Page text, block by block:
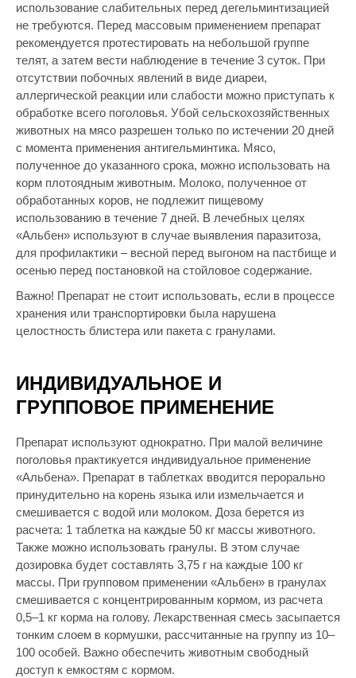
использование слабительных перед дегельминтизацией
не требуются. Перед массовым применением препарат
рекомендуется протестировать на небольшой группе
телят, а затем вести наблюдение в течение 3 суток. При
отсутствии побочных явлений в виде диареи,
аллергической реакции или слабости можно приступать к
обработке всего поголовья. Убой сельскохозяйственных
животных на мясо разрешен только по истечении 20 дней
с момента применения антигельминтика. Мясо,
полученное до указанного срока, можно использовать на
корм плотоядным животным. Молоко, полученное от
обработанных коров, не подлежит пищевому
использованию в течение 7 дней. В лечебных целях
«Альбен» используют в случае выявления паразитоза,
для профилактики – весной перед выгоном на пастбище и
осенью перед постановкой на стойловое содержание.
Важно! Препарат не стоит использовать, если в процессе
хранения или транспортировки была нарушена
целостность блистера или пакета с гранулами.
ИНДИВИДУАЛЬНОЕ И
ГРУППОВОЕ ПРИМЕНЕНИЕ
Препарат используют однократно. При малой величине
поголовья практикуется индивидуальное применение
«Альбена». Препарат в таблетках вводится перорально
принудительно на корень языка или измельчается и
смешивается с водой или молоком. Доза берется из
расчета: 1 таблетка на каждые 50 кг массы животного.
Также можно использовать гранулы. В этом случае
дозировка будет составлять 3,75 г на каждые 100 кг
массы. При групповом применении «Альбен» в гранулах
смешивается с концентрированным кормом, из расчета
0,5–1 кг корма на голову. Лекарственная смесь засыпается
тонким слоем в кормушки, рассчитанные на группу из 10–
100 особей. Важно обеспечить животным свободный
доступ к емкостям с кормом.